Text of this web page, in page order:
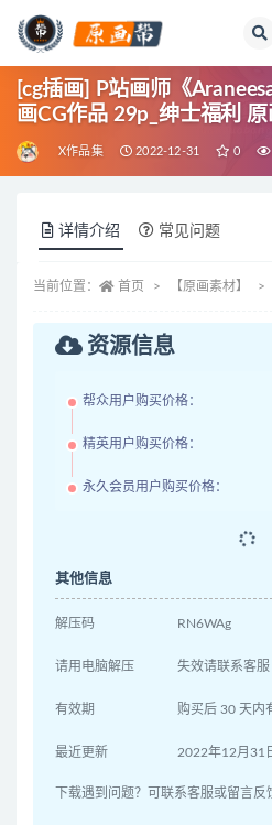
[cg插画] P站画师《
画CG作品 29p_绅士福利
X作品集 2022-12-31 0
详情介绍 常见问题
当前位置： 首页 【原画素材】
资源信息
帮众用户购买价格：
精英用户购买价格：
永久会员用户购买价格：
其他信息
解压码 RN6WAg
请用电脑解压 失效请联系客服
有效期 购买后 30 天内
最近更新 2022年12月31
下载遇到问题？可联系客服或留言反